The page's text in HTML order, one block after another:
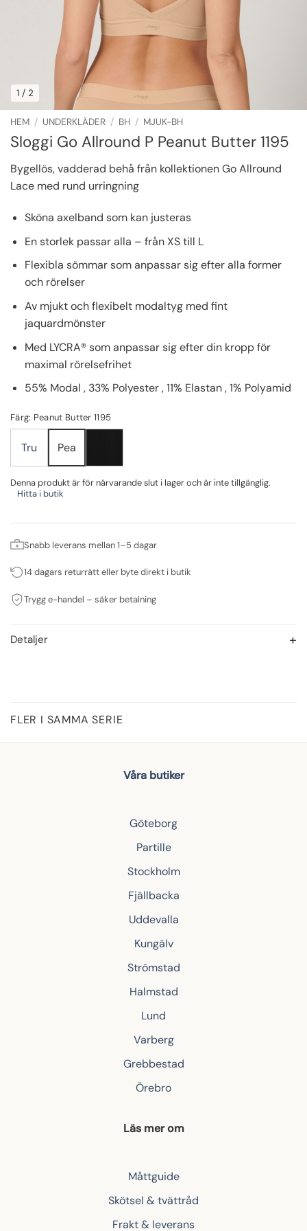
1 / 2
HEM / UNDERKLÄDER / BH / MJUK-BH
Sloggi Go Allround P Peanut Butter 1195
Bygellös, vadderad behå från kollektionen Go Allround
Lace med rund urringning
Sköna axelband som kan justeras
En storlek passar alla – från XS till L
Flexibla sömmar som anpassar sig efter alla former
och rörelser
Av mjukt och flexibelt modaltyg med fint
jaquardmönster
Med LYCRA® som anpassar sig efter din kropp för
maximal rörelsefrihet
55% Modal , 33% Polyester , 11% Elastan , 1% Polyamid
Färg: Peanut Butter 1195
Tru Pea
Denna produkt är för närvarande slut i lager och är inte tillgänglig.
Hitta i butik
Snabb leverans mellan 1–5 dagar
14 dagars returrätt eller byte direkt i butik
Trygg e-handel – säker betalning
Detaljer
FLER I SAMMA SERIE
Våra butiker
Göteborg
Partille
Stockholm
Fjällbacka
Uddevalla
Kungälv
Strömstad
Halmstad
Lund
Varberg
Grebbestad
Örebro
Läs mer om
Måttguide
Skötsel & tvättråd
Frakt & leverans